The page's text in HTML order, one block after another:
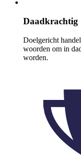
Daadkrachtig
Doelgericht
woorden om in
worden.